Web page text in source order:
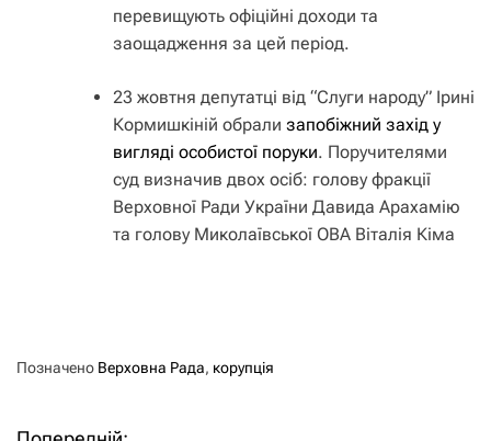
перевищують офіційні доходи та
заощадження за цей період.
23 жовтня депутатці від “Слуги народу” Ірині
Кормишкіній обрали запобіжний захід у
вигляді особистої поруки. Поручителями
суд визначив двох осіб: голову фракції
Верховної Ради України Давида Арахамію
та голову Миколаївської ОВА Віталія Кіма
Позначено Верховна Рада, корупція